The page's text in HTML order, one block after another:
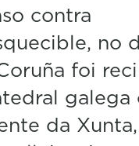
contra
no
foi
galega
da Xunta,